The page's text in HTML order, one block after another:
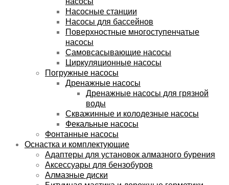
Насосные станции
Насосы для бассейнов
Поверхностные многоступенчатые
насосы
Самовсасывающие насосы
Циркуляционные насосы
Погружные насосы
Дренажные насосы
Дренажные насосы для грязной
воды
Скважинные и колодезные насосы
Фекальные насосы
Фонтанные насосы
Оснастка и комплектующие
Адаптеры для установок алмазного бурения
Аксессуары для бензобуров
Алмазные диски